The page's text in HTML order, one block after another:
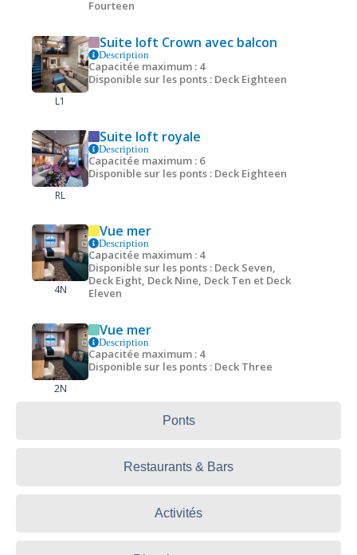
Ponts
Restaurants & Bars
Activités
Fourteen
L1
Suite loft Crown avec balcon
Description
Capacitée maximum : 4
Disponible sur les ponts : Deck Eighteen
RL
Suite loft royale
Description
Capacitée maximum : 6
Disponible sur les ponts : Deck Eighteen
4N
Vue mer
Description
Capacitée maximum : 4
Disponible sur les ponts : Deck Seven,
Deck Eight, Deck Nine, Deck Ten et Deck
Eleven
2N
Vue mer
Description
Capacitée maximum : 4
Disponible sur les ponts : Deck Three